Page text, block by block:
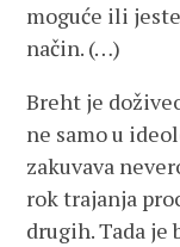
moguće ili
način. (…)
Breht je
ne samo u
zakuvava
rok trajanja
drugih. Tada je